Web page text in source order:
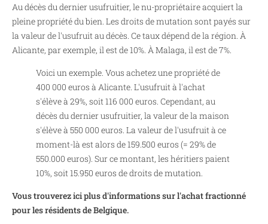
Au décès du dernier usufruitier, le nu-propriétaire acquiert la
pleine propriété du bien. Les droits de mutation sont payés sur
la valeur de l'usufruit au décès. Ce taux dépend de la région. À
Alicante, par exemple, il est de 10%. À Malaga, il est de 7%.
Voici un exemple. Vous achetez une propriété de
400 000 euros à Alicante. L'usufruit à l'achat
s'élève à 29%, soit 116 000 euros. Cependant, au
décès du dernier usufruitier, la valeur de la maison
s'élève à 550 000 euros. La valeur de l'usufruit à ce
moment-là est alors de 159.500 euros (= 29% de
550.000 euros). Sur ce montant, les héritiers paient
10%, soit 15.950 euros de droits de mutation.
Vous trouverez ici plus d'informations sur l'achat fractionné
pour les résidents de Belgique.